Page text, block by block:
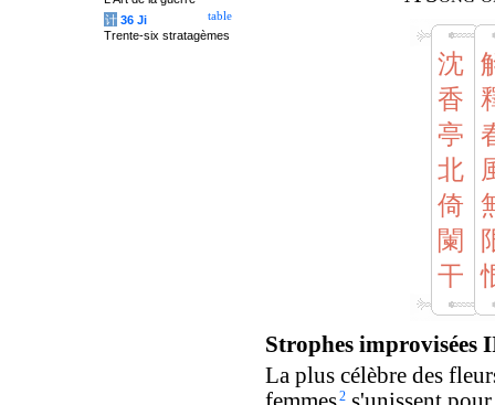
沈
香
亭
北
倚
闌
干
Strophes improvisées
La plus célèbre des
2
table
计 36 Ji
Trente-six stratagèmes